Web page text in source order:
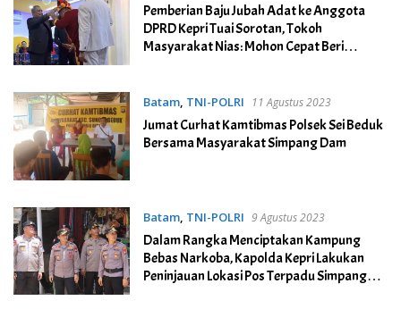
Pemberian Baju Jubah Adat ke Anggota
DPRD Kepri Tuai Sorotan, Tokoh
Masyarakat Nias: Mohon Cepat Beri
Batam, TNI-POLRI 11 Agustus 2023
Jumat Curhat Kamtibmas Polsek Sei Beduk
Bersama Masyarakat Simpang Dam
Batam, TNI-POLRI 9 Agustus 2023
Dalam Rangka Menciptakan Kampung
Bebas Narkoba, Kapolda Kepri Lakukan
Peninjauan Lokasi Pos Terpadu Simpang